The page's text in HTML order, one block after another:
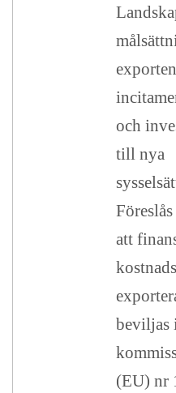
och
till nya
att
beviljas
(EU) nr